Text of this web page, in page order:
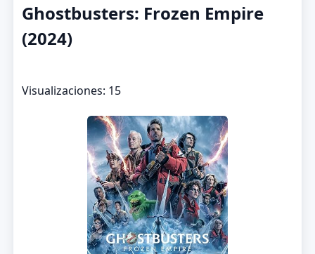
Ghostbusters: Frozen Empire
(2024)
Visualizaciones: 15